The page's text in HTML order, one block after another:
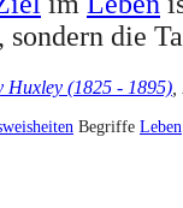
, sondern die
Huxley (1825 - 1895)
Begriffe Leben